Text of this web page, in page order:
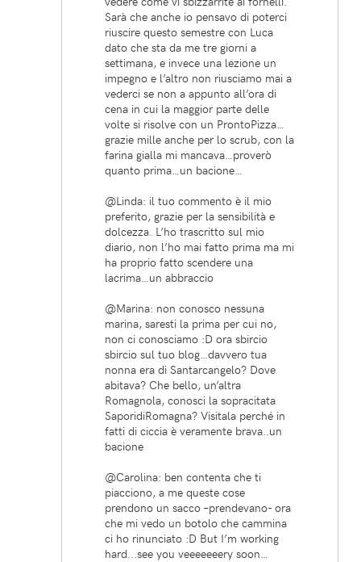
Sarà che anche io pensavo di poterci
riuscire questo semestre con Luca
dato che sta da me tre giorni a
settimana, e invece una lezione un
impegno e l’altro non riusciamo mai a
vederci se non a appunto all’ora di
cena in cui la maggior parte delle
volte si risolve con un ProntoPizza…
grazie mille anche per lo scrub, con la
farina gialla mi mancava…proverò
quanto prima…un bacione…
@Linda: il tuo commento è il mio
preferito, grazie per la sensibilità e
dolcezza. L’ho trascritto sul mio
diario, non l’ho mai fatto prima ma mi
ha proprio fatto scendere una
lacrima…un abbraccio
@Marina: non conosco nessuna
marina, saresti la prima per cui no,
non ci conosciamo :D ora sbircio
sbircio sul tuo blog…davvero tua
nonna era di Santarcangelo? Dove
abitava? Che bello, un’altra
Romagnola, conosci la sopracitata
SaporidiRomagna? Visitala perché in
fatti di ciccia è veramente brava..un
bacione
@Carolina: ben contenta che ti
piacciono, a me queste cose
prendono un sacco –prendevano- ora
che mi vedo un botolo che cammina
ci ho rinunciato :D But I’m working
hard...see you veeeeeeery soon…